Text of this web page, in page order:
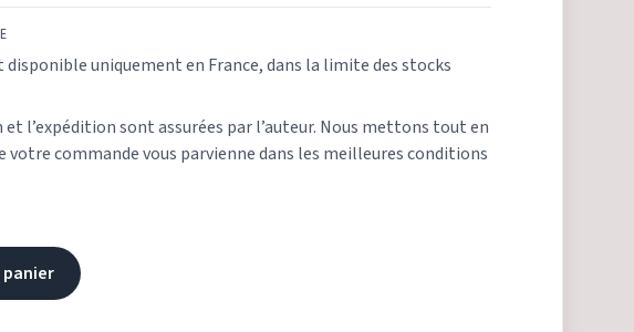
disponible uniquement en France, dans la limite des stocks
l’expédition sont assurées par l’auteur. Nous mettons tout en
votre commande vous parvienne dans les meilleures conditions